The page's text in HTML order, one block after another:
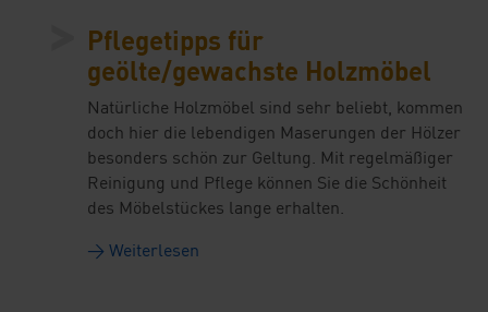
Pflegetipps für
geölte/gewachste Holzmöbel
Natürliche Holzmöbel sind sehr beliebt, kommen
doch hier die lebendigen Maserungen der Hölzer
besonders schön zur Geltung. Mit regelmäßiger
Reinigung und Pflege können Sie die Schönheit
des Möbelstückes lange erhalten.
→ Weiterlesen